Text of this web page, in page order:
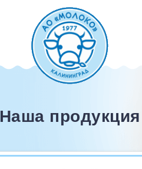
Наша продукция